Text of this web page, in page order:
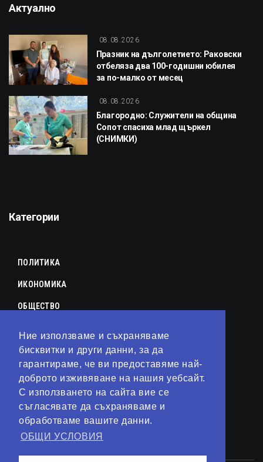
Ние използваме и съхраняваме
бисквитки и други данни, за да
гарантираме, че ви предоставяме най-
доброто изживяване на нашия уебсайт.
С използването на сайта вие се
съгласявате да съхраняваме и
обработваме вашите данни.
ОБЩИ УСЛОВИЯ
Актуално
08.08.2026
Празник на дълголетието: Раковски
отбеляза два 100-годишни юбилея
за по-малко от месец
08.08.2026
Благородно: Служители на община
Сопот спасиха млад щъркел
(СНИМКИ)
Категории
ПОЛИТИКА
ИКОНОМИКА
ОБЩЕСТВО
КУЛТУРА
ЛАЙФСТАЙЛ
ТЕХНОЛОГИИ
АНАЛИЗИ
СВЯТ